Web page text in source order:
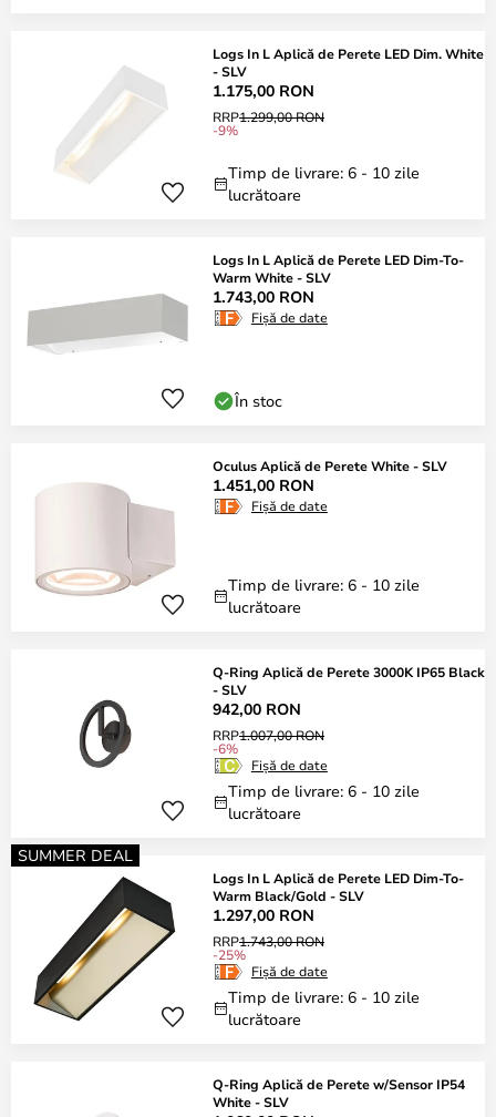
Logs In L Aplică de Perete LED Dim. White
- SLV
1.175,00 RON
RRP1.299,00 RON
-9%
Timp de livrare: 6 - 10 zile
lucrătoare
Logs In L Aplică de Perete LED Dim-To-
Warm White - SLV
1.743,00 RON
Fișă de date
În stoc
Oculus Aplică de Perete White - SLV
1.451,00 RON
Fișă de date
Timp de livrare: 6 - 10 zile
lucrătoare
Q-Ring Aplică de Perete 3000K IP65 Black
- SLV
942,00 RON
RRP1.007,00 RON
-6%
Fișă de date
Timp de livrare: 6 - 10 zile
lucrătoare
SUMMER DEAL
Logs In L Aplică de Perete LED Dim-To-
Warm Black/Gold - SLV
1.297,00 RON
RRP1.743,00 RON
-25%
Fișă de date
Timp de livrare: 6 - 10 zile
lucrătoare
Q-Ring Aplică de Perete w/Sensor IP54
White - SLV